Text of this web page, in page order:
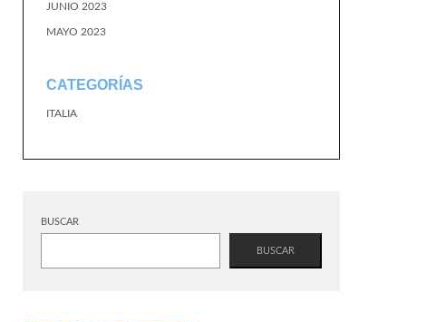
JUNIO 2023
MAYO 2023
CATEGORÍAS
ITALIA
BUSCAR
BUSCAR